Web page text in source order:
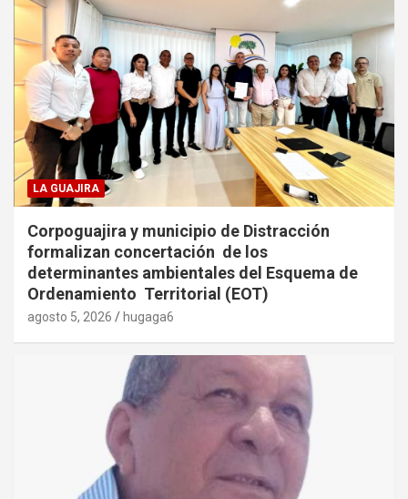
LA GUAJIRA
Corpoguajira y municipio de Distracción
formalizan concertación de los
determinantes ambientales del Esquema de
Ordenamiento Territorial (EOT)
agosto 5, 2026 hugaga6